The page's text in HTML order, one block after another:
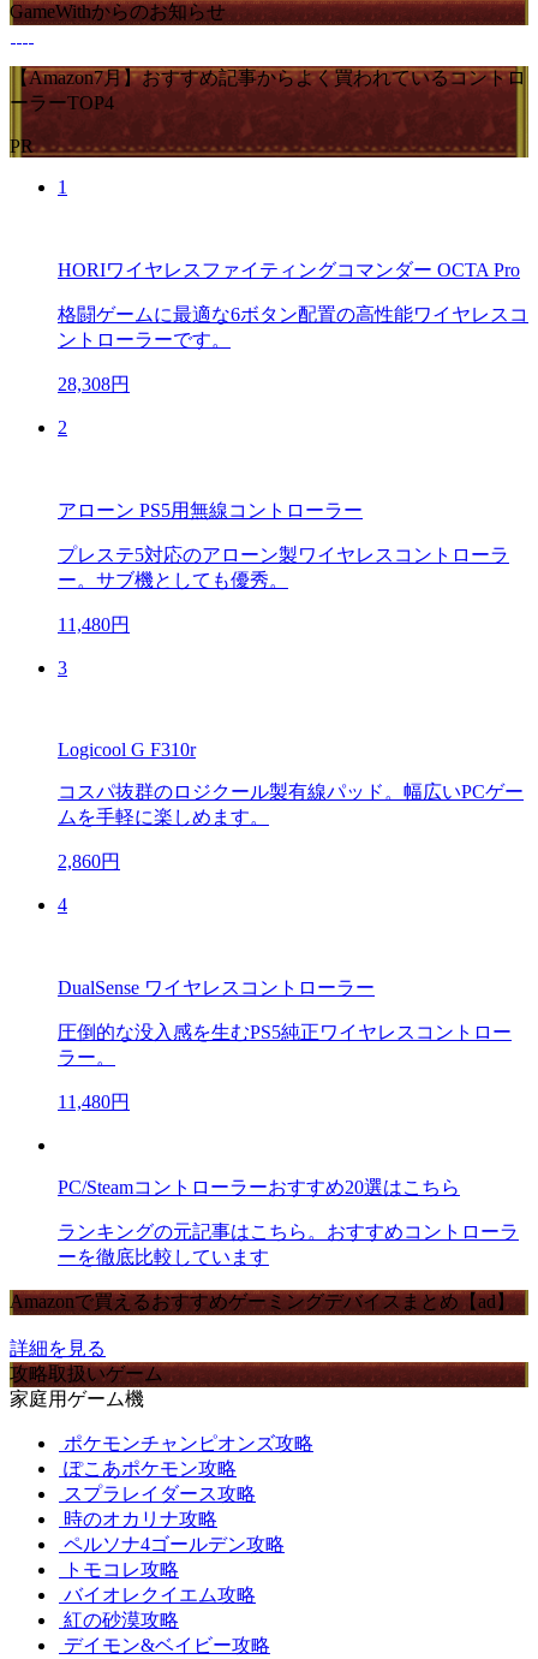
GameWithからのお知らせ
【Amazon7月】おすすめ記事からよく買われているコントロ
ーラーTOP4
PR
1
HORIワイヤレスファイティングコマンダー OCTA Pro
格闘ゲームに最適な6ボタン配置の高性能ワイヤレスコ
ントローラーです。
28,308円
2
アローン PS5用無線コントローラー
プレステ5対応のアローン製ワイヤレスコントローラ
ー。サブ機としても優秀。
11,480円
3
Logicool G F310r
コスパ抜群のロジクール製有線パッド。幅広いPCゲー
ムを手軽に楽しめます。
2,860円
4
DualSense ワイヤレスコントローラー
圧倒的な没入感を生むPS5純正ワイヤレスコントロー
ラー。
11,480円
PC/Steamコントローラーおすすめ20選はこちら
ランキングの元記事はこちら。おすすめコントローラ
ーを徹底比較しています
Amazonで買えるおすすめゲーミングデバイスまとめ【ad】
詳細を見る
攻略取扱いゲーム
家庭用ゲーム機
ポケモンチャンピオンズ攻略
ぽこあポケモン攻略
スプラレイダース攻略
時のオカリナ攻略
ペルソナ4ゴールデン攻略
トモコレ攻略
バイオレクイエム攻略
紅の砂漠攻略
デイモン&ベイビー攻略